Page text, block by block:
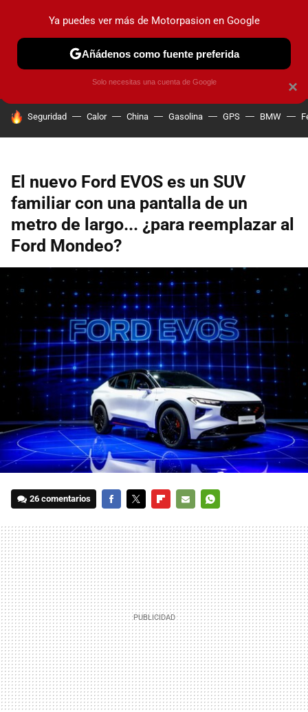
PRUEBAS COCHES ELÉCTRICOS OBSERVATORIO
HOY SE HABLA DE
Seguridad Calor China Gasolina GPS BMW
El nuevo Ford EVOS es un SUV
familiar con una pantalla de un
metro de largo... ¿para reemplazar al
Ford Mondeo?
26 comentarios
MAIL
×
Ya puedes ver más de Motorpasion en Google
Añádenos como fuente preferida
Solo necesitas una cuenta de Google